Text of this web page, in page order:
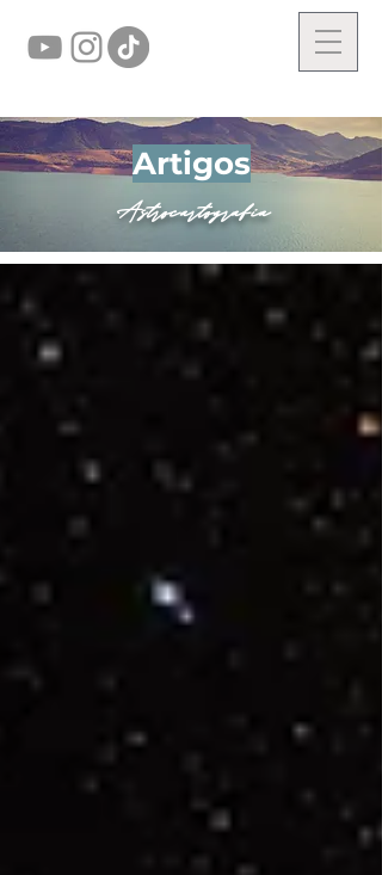
Artigos
Astrocartografia